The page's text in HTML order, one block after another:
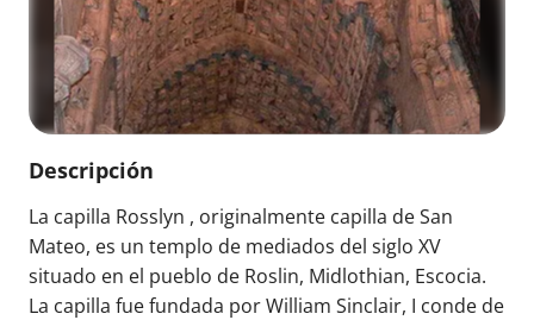
Descripción
La capilla Rosslyn , originalmente capilla de San
Mateo, es un templo de mediados del siglo XV
situado en el pueblo de Roslin, Midlothian, Escocia.
La capilla fue fundada por William Sinclair, I conde de